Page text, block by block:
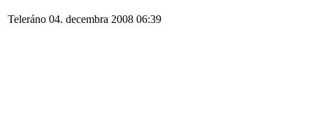
Teleráno 04. decembra 2008 06:39